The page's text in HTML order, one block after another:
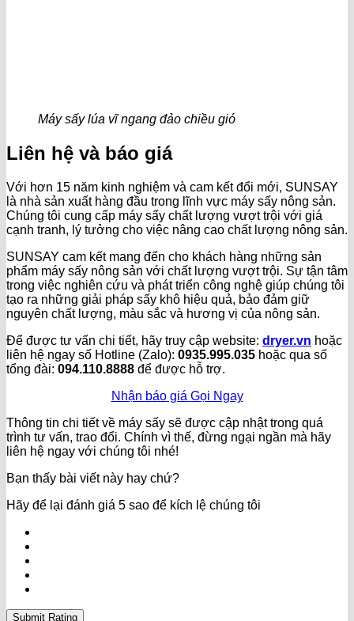
Máy sấy lúa vĩ ngang đảo chiều gió
Liên hệ và báo giá
Với hơn 15 năm kinh nghiệm và cam kết đổi mới, SUNSAY
là nhà sản xuất hàng đầu trong lĩnh vực máy sấy nông sản.
Chúng tôi cung cấp máy sấy chất lượng vượt trội với giá
cạnh tranh, lý tưởng cho việc nâng cao chất lượng nông sản.
SUNSAY cam kết mang đến cho khách hàng những sản
phẩm máy sấy nông sản với chất lượng vượt trội. Sự tận tâm
trong việc nghiên cứu và phát triển công nghệ giúp chúng tôi
tạo ra những giải pháp sấy khô hiệu quả, bảo đảm giữ
nguyên chất lượng, màu sắc và hương vị của nông sản.
Để được tư vấn chi tiết, hãy truy cập website: dryer.vn hoặc
liên hệ ngay số Hotline (Zalo): 0935.995.035 hoặc qua số
tổng đài: 094.110.8888 để được hỗ trợ.
Nhận báo giá Gọi Ngay
Thông tin chi tiết về máy sấy sẽ được cập nhật trong quá
trình tư vấn, trao đổi. Chính vì thế, đừng ngại ngần mà hãy
liên hệ ngay với chúng tôi nhé!
Bạn thấy bài viết này hay chứ?
Hãy để lại đánh giá 5 sao để kích lệ chúng tôi
Submit Rating